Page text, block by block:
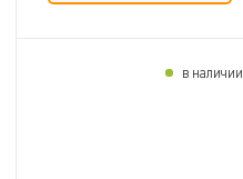
в наличии